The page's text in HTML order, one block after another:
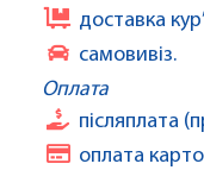
доставка
самовивіз.
Оплата
післяплата
оплата